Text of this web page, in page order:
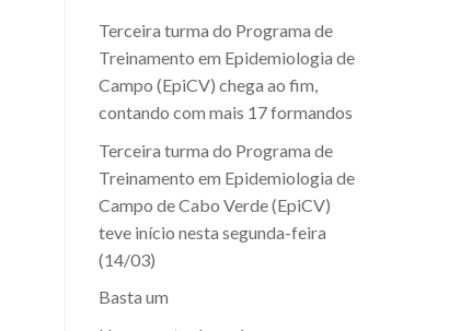
Terceira turma do Programa de
Treinamento em Epidemiologia de
Campo (EpiCV) chega ao fim,
contando com mais 17 formandos
Terceira turma do Programa de
Treinamento em Epidemiologia de
Campo de Cabo Verde (EpiCV)
teve início nesta segunda-feira
(14/03)
Basta um